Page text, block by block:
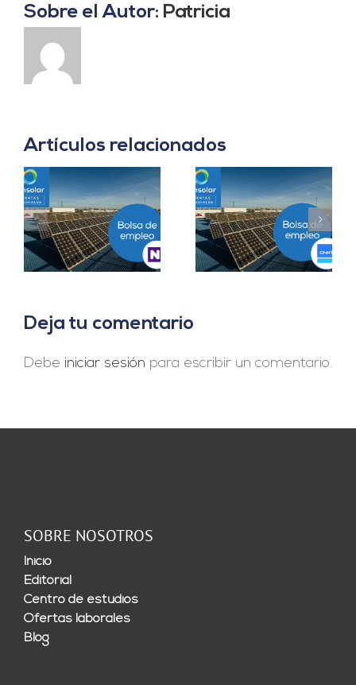
Sobre el Autor: Patricia
Artículos relacionados
Project Manager en
Madrid
Prácticas
Departamento
Ingeniería B2B en
Sevilla
Deja tu comentario
Debe iniciar sesión para escribir un comentario.
SOBRE NOSOTROS
Inicio
Editorial
Centro de estudios
Ofertas laborales
Blog